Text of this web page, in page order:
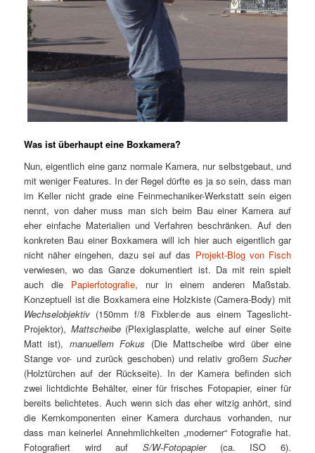
Was ist überhaupt eine Boxkamera?
Nun, eigentlich eine ganz normale Kamera, nur selbstgebaut, und
mit weniger Features. In der Regel dürfte es ja so sein, dass man
im Keller nicht grade eine Feinmechaniker-Werkstatt sein eigen
nennt, von daher muss man sich beim Bau einer Kamera auf
eher einfache Materialien und Verfahren beschränken. Auf den
konkreten Bau einer Boxkamera will ich hier auch eigentlich gar
nicht näher eingehen, dazu sei auf das Projekt-Blog von Fisch
verwiesen, wo das Ganze dokumentiert ist. Da mit rein spielt
auch die Papierfotografie, nur in einem anderen Maßstab.
Konzeptuell ist die Boxkamera eine Holzkiste (Camera-Body) mit
Wechselobjektiv (150mm f/8 Fixblende aus einem Tageslicht-
Projektor), Mattscheibe(Plexiglasplatte, welche auf einer Seite
Matt ist), manuellem Fokus (Die Mattscheibe wird über eine
Stange vor- und zurück geschoben) und relativ großem Sucher
(Holztürchen auf der Rückseite). In der Kamera befinden sich
zwei lichtdichte Behälter, einer für frisches Fotopapier, einer für
bereits belichtetes. Auch wenn sich das eher witzig anhört, sind
die Kernkomponenten einer Kamera durchaus vorhanden, nur
dass man keinerlei Annehmlichkeiten „moderner“ Fotografie hat.
Fotografiert wird auf S/W-Fotopapier(ca. ISO 6).